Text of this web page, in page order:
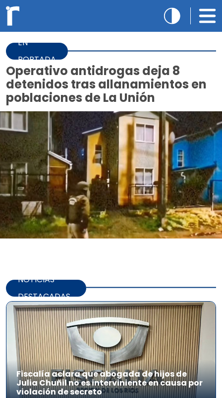
EN
PORTADA
Operativo antidrogas deja 8
detenidos tras allanamientos en
poblaciones de La Unión
NOTICIAS
DESTACADAS
Fiscalía aclara que abogada de hijos de
Julia Chuñil no es interviniente en causa por
violación de secreto